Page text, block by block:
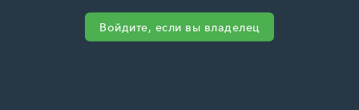
Войдите, если вы владелец